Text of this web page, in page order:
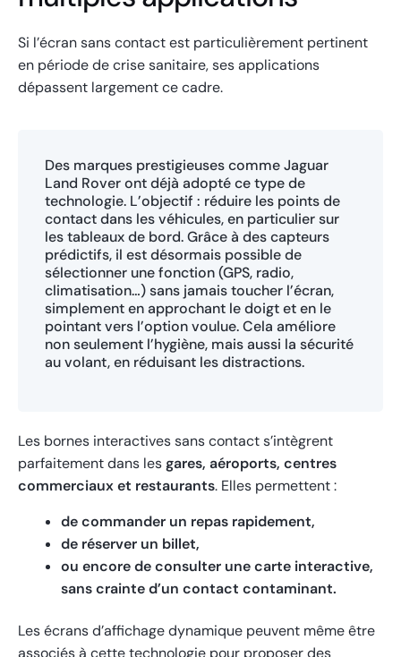
Si l’écran sans contact est particulièrement pertinent
en période de crise sanitaire, ses applications
dépassent largement ce cadre.
Des marques prestigieuses comme Jaguar
Land Rover ont déjà adopté ce type de
technologie. L’objectif : réduire les points de
contact dans les véhicules, en particulier sur
les tableaux de bord. Grâce à des capteurs
prédictifs, il est désormais possible de
sélectionner une fonction (GPS, radio,
climatisation…) sans jamais toucher l’écran,
simplement en approchant le doigt et en le
pointant vers l’option voulue. Cela améliore
non seulement l’hygiène, mais aussi la sécurité
au volant, en réduisant les distractions.
Les bornes interactives sans contact s’intègrent
parfaitement dans lesgares, aéroports, centres
commerciaux et restaurants. Elles permettent :
de commander un repas rapidement,
de réserver un billet,
ou encore de consulter une carte interactive,
sans crainte d’un contact contaminant.
Les écrans d’affichage dynamique peuvent même être